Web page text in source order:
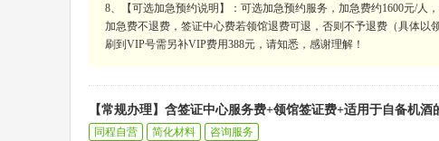
8、【可选加急预约说明】：可选加急预约服务，加急费约1600元/
加急费不退费，签证中心费若领馆退费可退，否则不予退费（具体
刷到VIP号需另补VIP费用388元，请知悉，感谢理解！
【常规办理】含签证中心服务费+领馆签证费+适用于自备机酒
同程自营
简化材料
咨询服务